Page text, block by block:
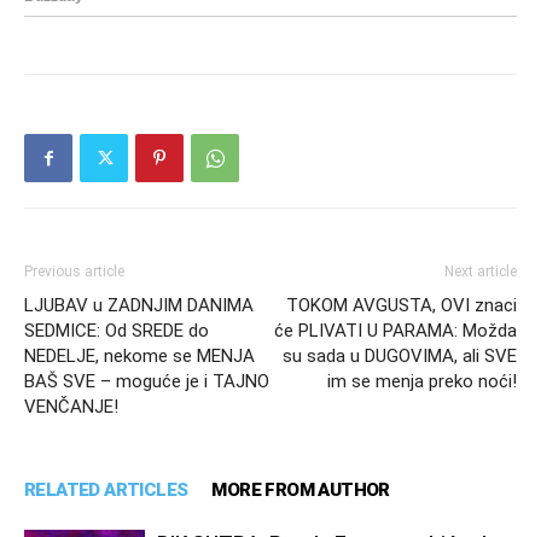
Previous article
LJUBAV u ZADNJIM DANIMA
SEDMICE: Od SREDE do
NEDELJE, nekome se MENJA
BAŠ SVE – moguće je i TAJNO
VENČANJE!
Next article
TOKOM AVGUSTA, OVI znaci
će PLIVATI U PARAMA: Možda
su sada u DUGOVIMA, ali SVE
im se menja preko noći!
RELATED ARTICLES MORE FROM AUTHOR